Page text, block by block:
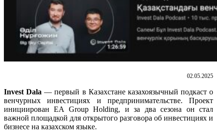
02.05.2025
Invest Dala — первый в Казахстане казахоязычный подкаст о
венчурных инвестициях и предпринимательстве. Проект
инициирован EA Group Holding, и за два сезона он стал
важной площадкой для открытого разговора об инвестициях и
бизнесе на казахском языке.